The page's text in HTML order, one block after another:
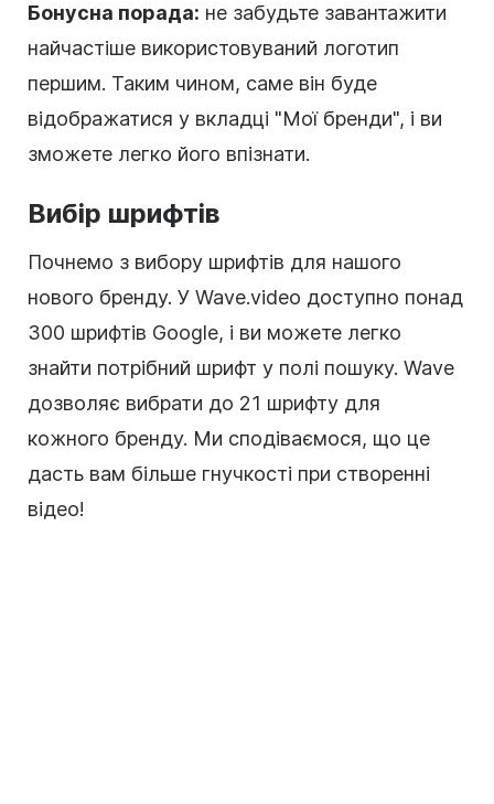
Бонусна порада: не забудьте завантажити
найчастіше використовуваний логотип
першим. Таким чином, саме він буде
відображатися у вкладці "Мої бренди", і ви
зможете легко його впізнати.
Вибір шрифтів
Почнемо з вибору шрифтів для нашого
нового бренду. У Wave.video доступно понад
300 шрифтів Google, і ви можете легко
знайти потрібний шрифт у полі пошуку. Wave
дозволяє вибрати до 21 шрифту для
кожного бренду. Ми сподіваємося, що це
дасть вам більше гнучкості при створенні
відео!